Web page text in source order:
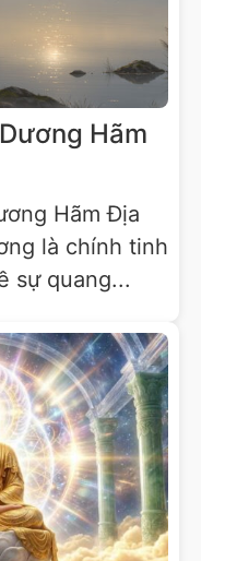
Hãm
Hãm Địa
là chính tinh
sự quang...